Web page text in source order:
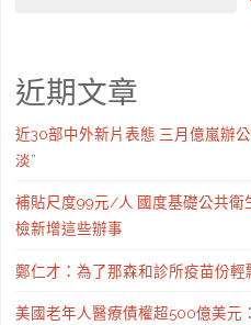
近期文章
近30部中外新片表態 三月億嵐辦
淡”
補貼尺度99元/人 國度基礎公共衛
檢新增這些辦事
鄭仁才：為了那森和診所疫苗份輕
美國老年人醫療債權超500億美元